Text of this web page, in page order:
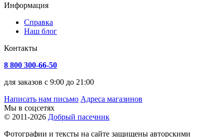
Информация
Справка
Наш блог
Контакты
8 800 300-66-50
для заказов с 9:00 до 21:00
Написать нам письмо Адреса магазинов
Мы в соцсетях
© 2011-2026 Добрый пасечник
Фотографии и тексты на сайте защищены авторскими